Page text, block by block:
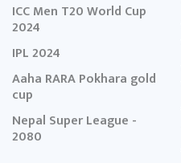
ICC Men T20 World Cup
2024
IPL 2024
Aaha RARA Pokhara gold
cup
Nepal Super League -
2080